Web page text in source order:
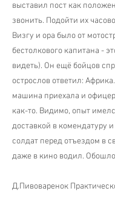
выставил пост как
звонить. Подойти их
Визгу и ора было от
бестолкового капитана -
видеть). Он ещё бойцов
острослов ответил:
машина приехала и
как-то. Видимо, опыт
доставкой в комендатуру
солдат перед отъездом в
даже в кино водил.
Д.Пивоваренок